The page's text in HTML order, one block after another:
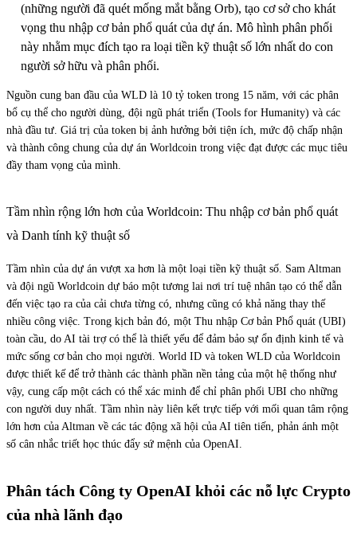
(những người đã quét mống mắt bằng Orb), tạo cơ sở cho khát
vọng thu nhập cơ bản phổ quát của dự án. Mô hình phân phối
này nhằm mục đích tạo ra loại tiền kỹ thuật số lớn nhất do con
người sở hữu và phân phối.
Nguồn cung ban đầu của WLD là 10 tỷ token trong 15 năm, với các phân
bổ cụ thể cho người dùng, đội ngũ phát triển (Tools for Humanity) và các
nhà đầu tư. Giá trị của token bị ảnh hưởng bởi tiện ích, mức độ chấp nhận
và thành công chung của dự án Worldcoin trong việc đạt được các mục tiêu
đầy tham vọng của mình.
Tầm nhìn rộng lớn hơn của Worldcoin: Thu nhập cơ bản phổ quát
và Danh tính kỹ thuật số
Tầm nhìn của dự án vượt xa hơn là một loại tiền kỹ thuật số. Sam Altman
và đội ngũ Worldcoin dự báo một tương lai nơi trí tuệ nhân tạo có thể dẫn
đến việc tạo ra của cải chưa từng có, nhưng cũng có khả năng thay thế
nhiều công việc. Trong kịch bản đó, một Thu nhập Cơ bản Phổ quát (UBI)
toàn cầu, do AI tài trợ có thể là thiết yếu để đảm bảo sự ổn định kinh tế và
mức sống cơ bản cho mọi người. World ID và token WLD của Worldcoin
được thiết kế để trở thành các thành phần nền tảng của một hệ thống như
vậy, cung cấp một cách có thể xác minh để chỉ phân phối UBI cho những
con người duy nhất. Tầm nhìn này liên kết trực tiếp với mối quan tâm rộng
lớn hơn của Altman về các tác động xã hội của AI tiên tiến, phản ánh một
số cân nhắc triết học thúc đẩy sứ mệnh của OpenAI.
Phân tách Công ty OpenAI khỏi các nỗ lực Crypto
của nhà lãnh đạo